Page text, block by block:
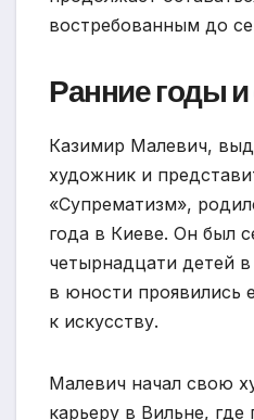
востребованным до
Ранние годы
Казимир Малевич,
художник и
«Супрематизм»,
года в Киеве. Он был
четырнадцати детей
в юности проявились
к искусству.
Малевич начал свою
карьеру в Вильне, где